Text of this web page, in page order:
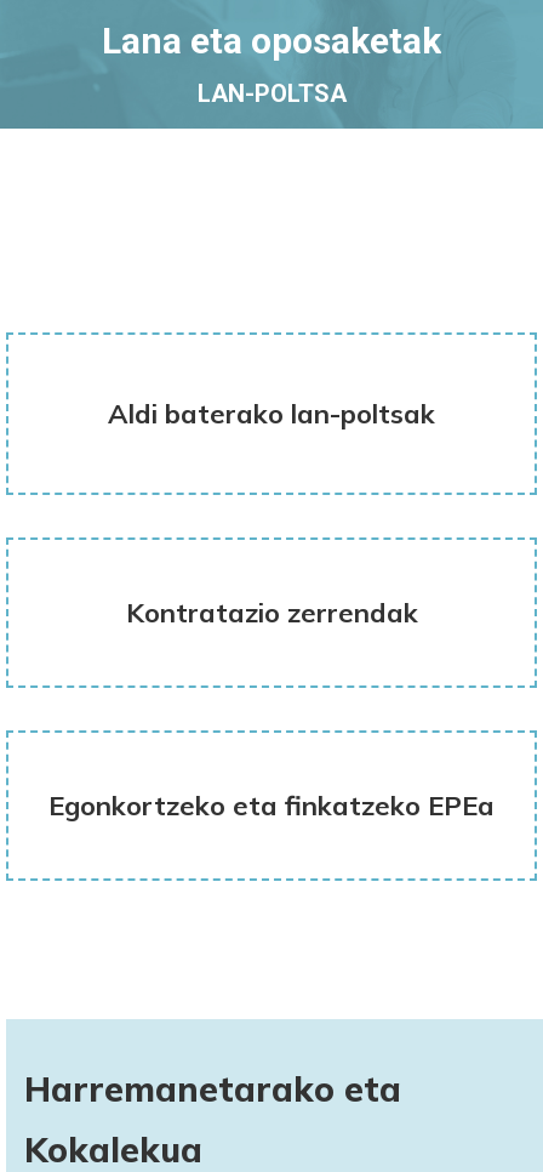
Lana eta oposaketak
LAN-POLTSA
Aldi baterako lan-poltsak
Kontratazio zerrendak
Egonkortzeko eta finkatzeko EPEa
Harremanetarako eta
Kokalekua